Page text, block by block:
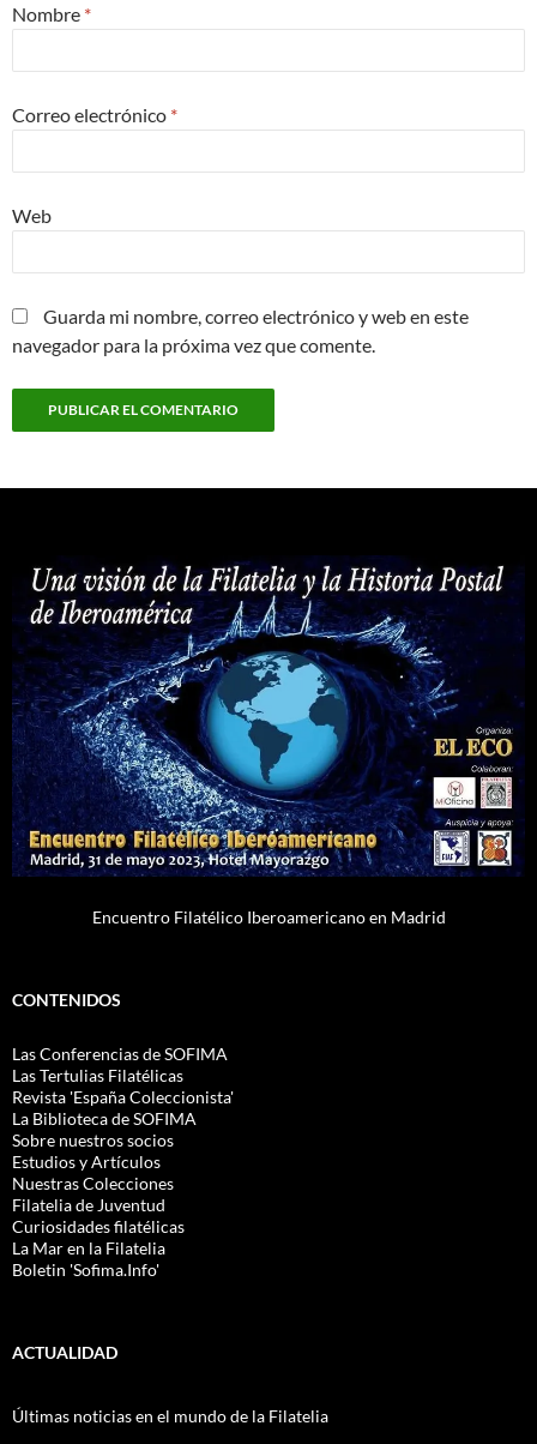
Nombre *
Correo electrónico *
Web
Guarda mi nombre, correo electrónico y web en este
navegador para la próxima vez que comente.
Encuentro Filatélico Iberoamericano en Madrid
CONTENIDOS
Las Conferencias de SOFIMA
Las Tertulias Filatélicas
Revista 'España Coleccionista'
La Biblioteca de SOFIMA
Sobre nuestros socios
Estudios y Artículos
Nuestras Colecciones
Filatelia de Juventud
Curiosidades filatélicas
La Mar en la Filatelia
Boletin 'Sofima.Info'
ACTUALIDAD
Últimas noticias en el mundo de la Filatelia